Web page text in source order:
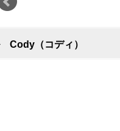
Cody（コディ）